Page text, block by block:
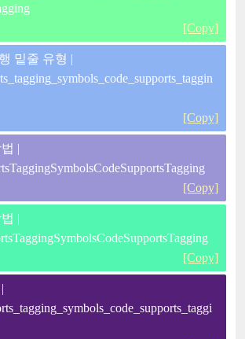
[Copy]
밑줄 유형 |
[Copy]
|
[Copy]
|
[Copy]